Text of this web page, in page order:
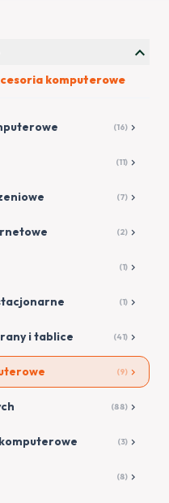
expand_more
komputerowe
(16) chevron_right
(11) chevron_right
(7) chevron_right
(2) chevron_right
(1) chevron_right
(1) chevron_right
i tablice (41) chevron_right
(9) chevron_right
(88) chevron_right
(3) chevron_right
(8) chevron_right